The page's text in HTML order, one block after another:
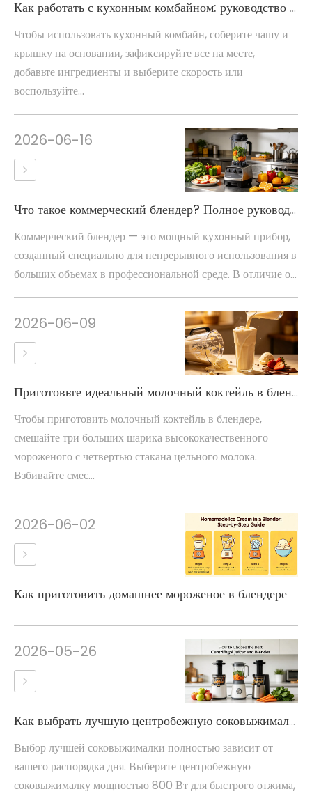
Как работать с кухонным комбайном: руководство для начинающих
Чтобы использовать кухонный комбайн, соберите чашу и
крышку на основании, зафиксируйте все на месте,
добавьте ингредиенты и выберите скорость или
воспользуйте...
2026-06-16
Что такое коммерческий блендер? Полное руководство по кухне
Коммерческий блендер — это мощный кухонный прибор,
созданный специально для непрерывного использования в
больших объемах в профессиональной среде. В отличие о...
2026-06-09
Приготовьте идеальный молочный коктейль в блендере
Чтобы приготовить молочный коктейль в блендере,
смешайте три больших шарика высококачественного
мороженого с четвертью стакана цельного молока.
Взбивайте смес...
2026-06-02
Как приготовить домашнее мороженое в блендере
2026-05-26
Как выбрать лучшую центробежную соковыжималку и блендер
Выбор лучшей соковыжималки полностью зависит от
вашего распорядка дня. Выберите центробежную
соковыжималку мощностью 800 Вт для быстрого отжима,